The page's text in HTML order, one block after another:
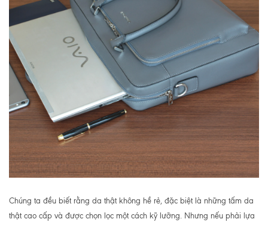
Chúng ta đều biết rằng da thật không hề rẻ, đặc biệt là những tấm da
thật cao cấp và được chọn lọc một cách kỹ lưỡng. Nhưng nếu phải lựa